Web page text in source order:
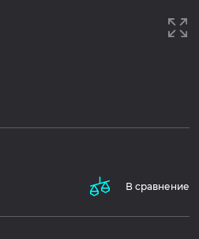
В сравнение